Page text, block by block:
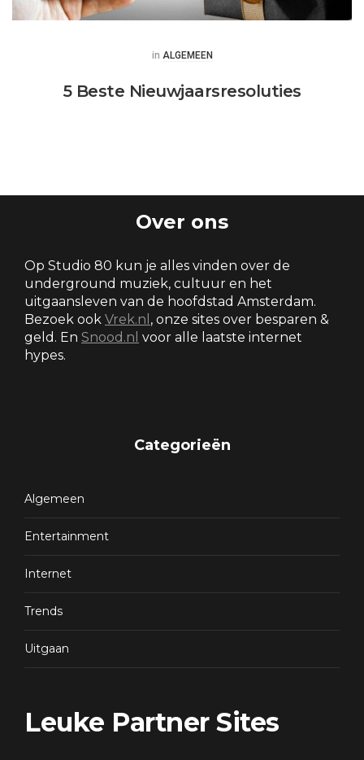
Posted
in ALGEMEEN
5 Beste Nieuwjaarsresoluties
Over ons
Op Studio 80 kun je alles vinden over de
underground muziek, cultuur en het
uitgaansleven van de hoofdstad Amsterdam.
Bezoek ook Vrek.nl , onze sites over besparen &
geld. En Snood.nl voor alle laatste internet
hypes.
Categorieën
Algemeen
Entertainment
Internet
Trends
Uitgaan
Leuke Partner Sites